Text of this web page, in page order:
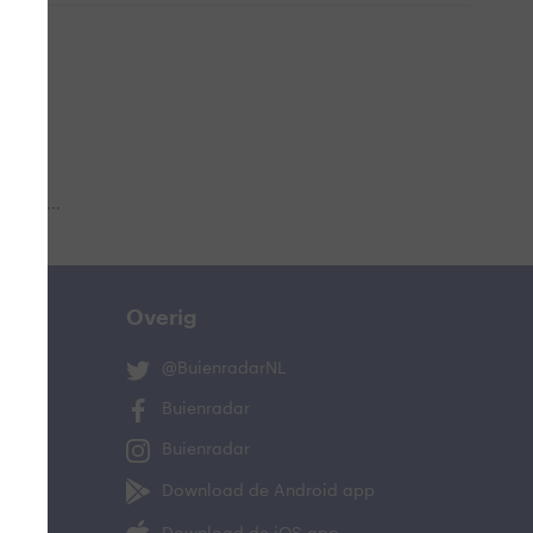
Overig
@BuienradarNL
Buienradar
Buienradar
Download de Android app